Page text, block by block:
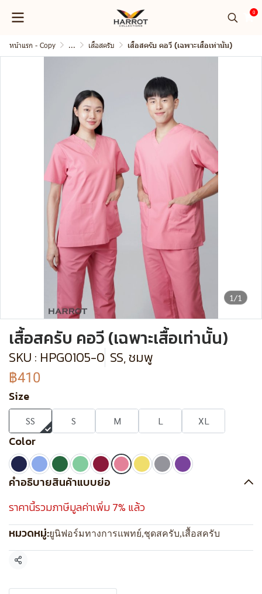
0
หน้าแรก - Copy ... เสื้อสครับ เสื้อสครับ คอวี (เฉพาะเสื้อเท่านั้น)
1/1
เสื้อสครับ คอวี (เฉพาะเสื้อเท่านั้น)
SKU : HPG0105-0 SS, ชมพู
฿410
Size
SS S M L XL
Color
คำอธิบายสินค้าแบบย่อ
ราคานี้รวมภาษีมูลค่าเพิ่ม 7% แล้ว
หมวดหมู่:ยูนิฟอร์มทางการแพทย์,ชุดสครับ,เสื้อสครับ
แชร์